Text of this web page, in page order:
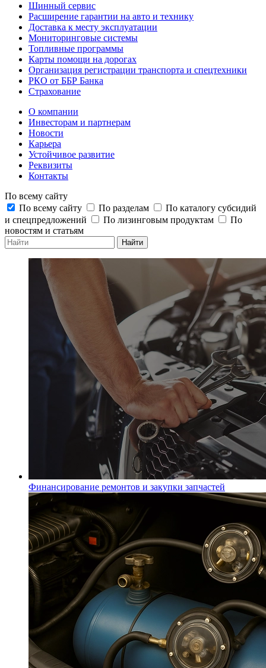
Шинный сервис
Расширение гарантии на авто и технику
Доставка к месту эксплуатации
Мониторинговые системы
Топливные программы
Карты помощи на дорогах
Организация регистрации транспорта и спецтехники
РКО от ББР Банка
Страхование
О компании
Инвесторам и партнерам
Новости
Карьера
Устойчивое развитие
Реквизиты
Контакты
По всему сайту
По всему сайту
По разделам
По каталогу субсидий
и спецпредложений
По лизинговым продуктам
По
новостям и статьям
Найти
Финансирование ремонтов и закупки запчастей